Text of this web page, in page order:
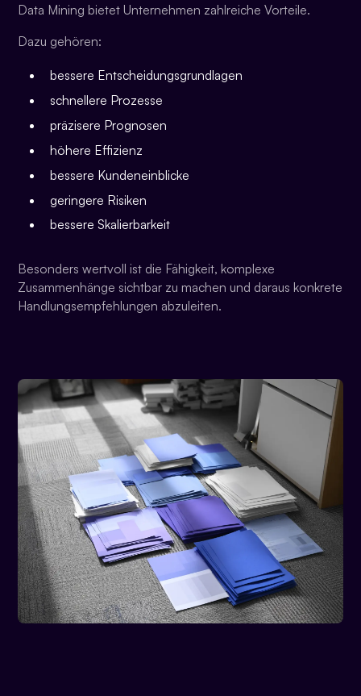
Data Mining bietet Unternehmen zahlreiche Vorteile.
Dazu gehören:
bessere Entscheidungsgrundlagen
schnellere Prozesse
präzisere Prognosen
höhere Effizienz
bessere Kundeneinblicke
geringere Risiken
bessere Skalierbarkeit
Besonders wertvoll ist die Fähigkeit, komplexe
Zusammenhänge sichtbar zu machen und daraus konkrete
Handlungsempfehlungen abzuleiten.